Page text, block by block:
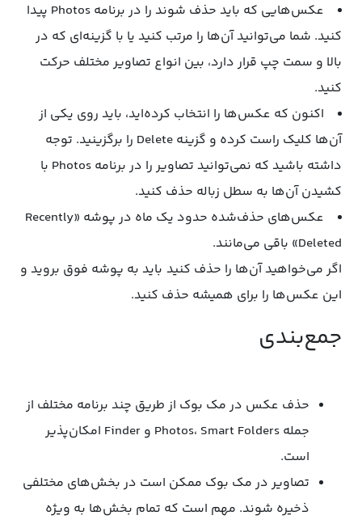
عکس‌هایی که باید حذف شوند را در برنامه Photos پیدا
کنید. شما می‌توانید آن‌ها را مرتب کنید یا با گزینه‌ای که در
بالا و سمت چپ قرار دارد، بین انواع تصاویر مختلف حرکت
کنید.
اکنون که عکس‌ها را انتخاب کرده‌اید، باید روی یکی از
آن‌ها کلیک راست کرده و گزینه Delete را برگزینید. توجه
داشته باشید که نمی‌توانید تصاویر را در برنامه Photos با
کشیدن آن‌ها به سطل زباله حذف کنید.
عکس‌های حذف‌شده حدود یک ماه در پوشه «Recently
Deleted» باقی می‌مانند.
اگر می‌خواهید آن‌ها را حذف کنید باید به پوشه فوق بروید و
این عکس‌ها را برای همیشه حذف کنید.
جمع‌بندی
حذف عکس در مک بوک از طریق چند برنامه مختلف از
جمله Photos، Smart Folders و Finder امکان‌پذیر
است.
تصاویر در مک بوک ممکن است در بخش‌های مختلفی
ذخیره شوند. مهم است که تمام بخش‌ها به ویژه